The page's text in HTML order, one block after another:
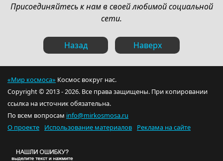
Присоединяйтесь к нам в своей любимой социальной
сети.
Назад Наверх
«Мир космоса» Космос вокруг нас.
Copyright © 2013 - 2026. Все права защищены. При копировании
ссылка на источник обязательна.
По всем вопросам info@mirkosmosa.ru
О проекте
Использование материалов Реклама на сайте